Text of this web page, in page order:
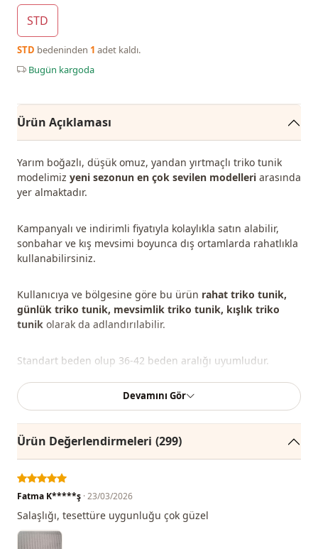
STD
STD bedeninden 1 adet kaldı.
Bugün kargoda
Ürün Açıklaması
Yarım boğazlı, düşük omuz, yandan yırtmaçlı triko tunik
modelimiz yeni sezonun en çok sevilen modelleri arasında
yer almaktadır.
Kampanyalı ve indirimli fiyatıyla kolaylıkla satın alabilir,
sonbahar ve kış mevsimi boyunca dış ortamlarda rahatlıkla
kullanabilirsiniz.
Kullanıcıya ve bölgesine göre bu ürün rahat triko tunik,
günlük triko tunik, mevsimlik triko tunik, kışlık triko
tunik olarak da adlandırılabilir.
Standart beden olup 36-42 beden aralığı uyumludur.
Not: Ürün içeriği tunikten oluşmaktadır. (Gömlek,
pantolon, ayakkabı, çanta ve takılar dekor amaçlı
kullanılmaktadır.)
Not:Ürünün renginde konsept çekimlerinden dolayı ton
farklılığı olabilir.
Yıkama: 30 derecede yıkayınız.
%100 Akrilik
Devamını Gör
Ürün Değerlendirmeleri (299)
Fatma K*****ş · 23/03/2026
Salaşlığı, tesettüre uygunluğu çok güzel